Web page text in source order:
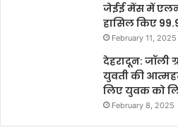
जेईई मेंस में
हासिल किए
February 11, 2025
देहरादून: जॉली
युवती की
लिए युवक को
February 8, 2025